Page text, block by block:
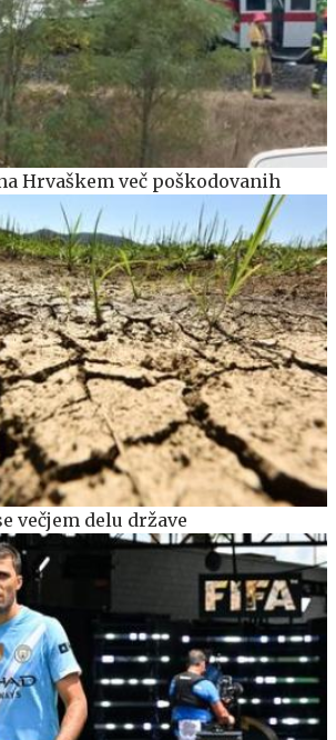
Hrvaškem več poškodovanih
večjem delu države